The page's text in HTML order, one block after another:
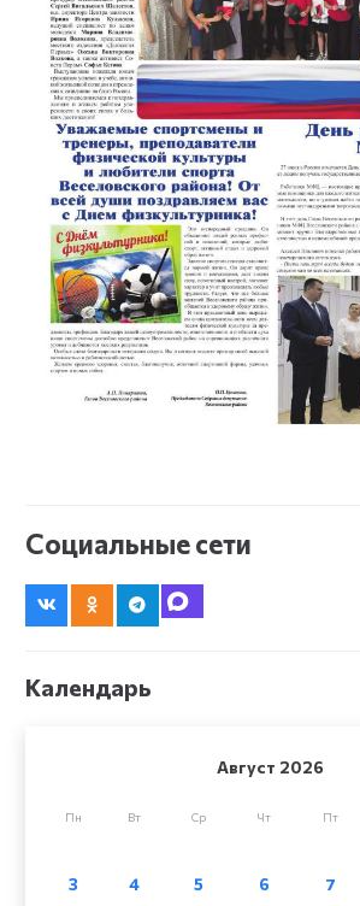
Социальные сети
Календарь
Август 2026
Пн Вт Ср Чт Пт
3
4 5 6 7